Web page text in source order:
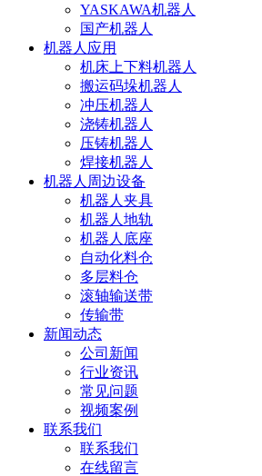
YASKAWA机器人
国产机器人
机器人应用
机床上下料机器人
搬运码垛机器人
冲压机器人
浇铸机器人
压铸机器人
焊接机器人
机器人周边设备
机器人夹具
机器人地轨
机器人底座
自动化料仓
多层料仓
滚轴输送带
传输带
新闻动态
公司新闻
行业资讯
常见问题
视频案例
联系我们
联系我们
在线留言